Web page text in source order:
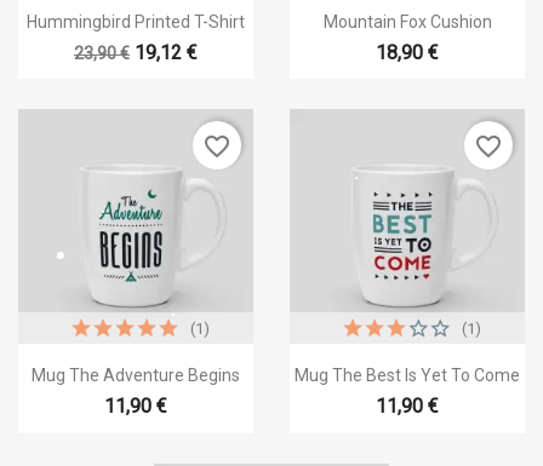
Aperçu rapide
Hummingbird Printed T-Shirt
23,90 € 19,12 €
Aperçu rapide
Mountain Fox Cushion
18,90 €
Aperçu rapide
Mug The Adventure Begins
11,90 €
(1)
favorite_border
Aperçu rapide
Mug The Best Is Yet To Come
11,90 €
(1)
favorite_border
Annuler Créer une liste d'envies